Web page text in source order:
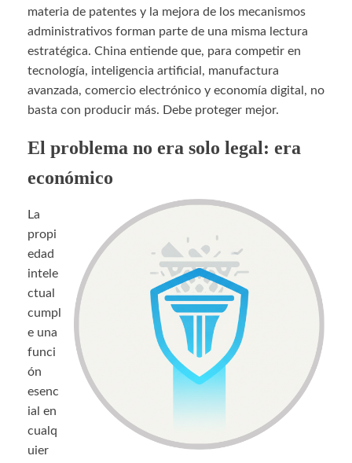
materia de patentes y la mejora de los mecanismos
administrativos forman parte de una misma lectura
estratégica. China entiende que, para competir en
tecnología, inteligencia artificial, manufactura
avanzada, comercio electrónico y economía digital, no
basta con producir más. Debe proteger mejor.
El problema no era solo legal: era
económico
La
propi
edad
intele
ctual
cumpl
e una
funci
ón
esenc
ial en
cualq
uier